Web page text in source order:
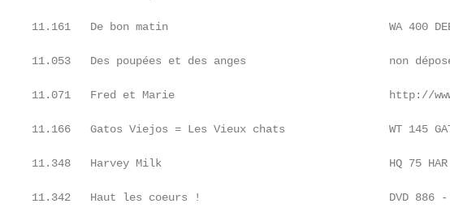
11.161   De bon matin                                  WA 400 DEB
11.053   Des poupées et des anges                      non
11.071   Fred et Marie                                 http://
11.166   Gatos Viejos = Les Vieux chats                WT 145 GAT
11.348   Harvey Milk                                   HQ 75 HAR -
11.342   Haut les coeurs !                             DVD 886 -